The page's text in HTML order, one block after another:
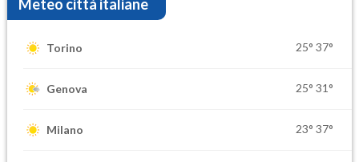
Meteo città italiane
Torino 25° 37°
Genova 25° 31°
Milano 23° 37°